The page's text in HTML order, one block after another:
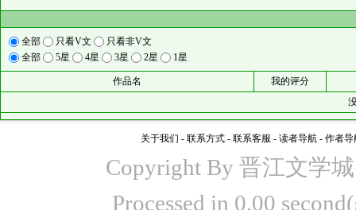
全部 只看V文
只看非V文
全部
5星 4星 3星 2星 1星
作品名
我的评分
关于我们 - 联系方式 - 联系客服 - 读者导航 - 作者导
Copyright By 晋江文学
Processed in 0.00